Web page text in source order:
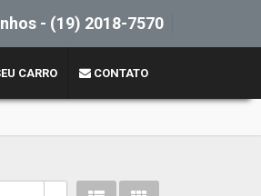
- (19) 2018-7570
CARRO CONTATO